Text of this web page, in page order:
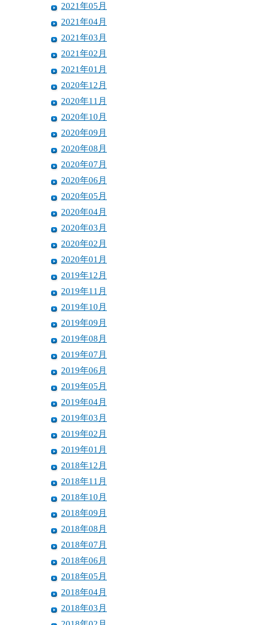
2021年05月
2021年04月
2021年03月
2021年02月
2021年01月
2020年12月
2020年11月
2020年10月
2020年09月
2020年08月
2020年07月
2020年06月
2020年05月
2020年04月
2020年03月
2020年02月
2020年01月
2019年12月
2019年11月
2019年10月
2019年09月
2019年08月
2019年07月
2019年06月
2019年05月
2019年04月
2019年03月
2019年02月
2019年01月
2018年12月
2018年11月
2018年10月
2018年09月
2018年08月
2018年07月
2018年06月
2018年05月
2018年04月
2018年03月